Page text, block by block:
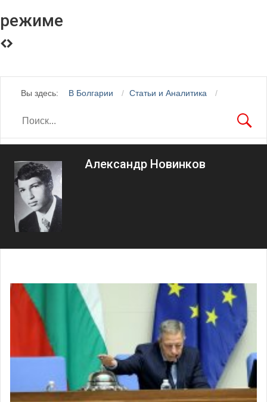
режиме
Вы здесь: В Болгарии Статьи и Аналитика
Александр Новинков